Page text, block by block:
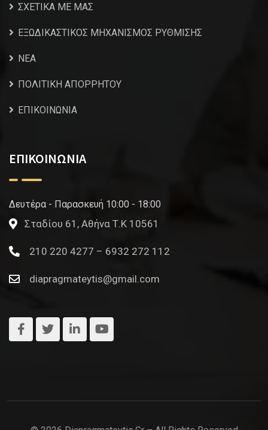
ΣΧΕΤΙΚΑ ΜΕ ΜΑΣ
ΕΞΩΔΙΚΑΣΤΙΚΟΣ ΜΗΧΑΝΙΣΜΟΣ ΡΥΘΜΙΣΗΣ
NEA
ΠΟΛΙΤΙΚΗ ΑΠΟΡΡΗΤΟΥ
ΕΠΙΚΟΙΝΩΝΙΑ
ΕΠΙΚΟΙΝΩΝΙΑ
Δευτέρα - Παρασκευή 10:00 - 18:00
Σταδίου 61, Αθήνα Τ.Κ 10561
210 220 4277 – 6932 272 112
diapragmateytis@gmail.com